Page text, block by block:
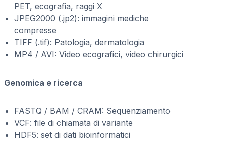
PET, ecografia, raggi X
JPEG2000 (.jp2): immagini mediche
compresse
TIFF (.tif): Patologia, dermatologia
MP4 / AVI: Video ecografici, video chirurgici
Genomica e ricerca
FASTQ / BAM / CRAM: Sequenziamento
VCF: file di chiamata di variante
HDF5: set di dati bioinformatici